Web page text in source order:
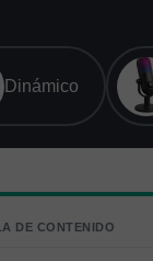
Dinámico
DE CONTENIDO